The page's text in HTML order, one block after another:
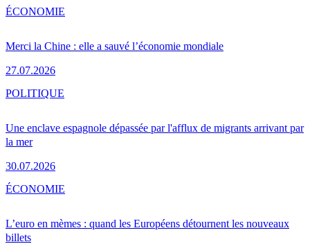
Merci la Chine : elle a sauvé l’économie mondiale
27.07.2026
ÉCONOMIE
Une enclave espagnole dépassée par l'afflux de migrants arrivant par
la mer
30.07.2026
POLITIQUE
L’euro en mèmes : quand les Européens détournent les nouveaux
billets
ÉCONOMIE